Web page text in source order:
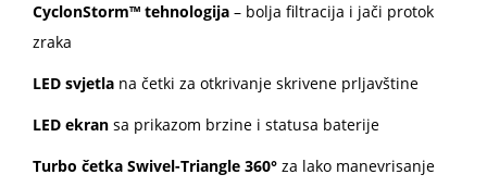
CyclonStorm™ tehnologija – bolja filtracija i jači protok
zraka
LED svjetla na četki za otkrivanje skrivene prljavštine
LED ekran sa prikazom brzine i statusa baterije
Turbo četka Swivel-Triangle 360° za lako manevrisanje